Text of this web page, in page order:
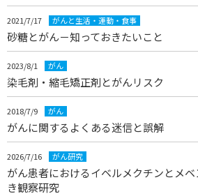
2021/7/17 がんと生活・運動・食事
砂糖とがん－知っておきたいこと
2023/8/1 がん
染毛剤・縮毛矯正剤とがんリスク
2018/7/9 がん
がんに関するよくある迷信と誤解
2026/7/16 がん研究
がん患者におけるイベルメクチンとメ
き観察研究